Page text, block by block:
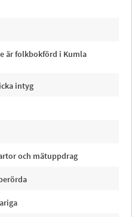
är folkbokförd i Kumla
intyg
och mätuppdrag